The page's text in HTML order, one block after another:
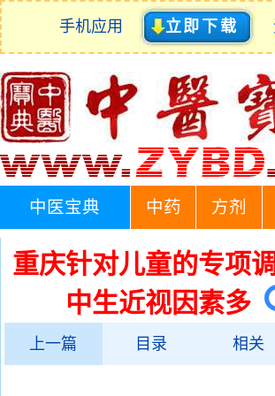
手机应用 立即下载
中医宝典 中药 方剂
重庆针对儿童的专项
中生近视因素多
上一篇 目录 相关